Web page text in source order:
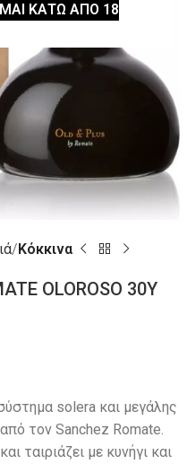
ΚΑΤΩ ΑΠΟ 18
Κόκκινα
OLOROSO 30Y
solera και μεγάλης
τον Sanchez Romate.
ταιριάζει με κυνήγι και